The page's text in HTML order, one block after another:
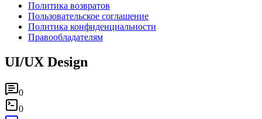
Политика возвратов
Пользовательское соглашение
Политика конфиденциальности
Правообладателям
UI/UX Design
0
0